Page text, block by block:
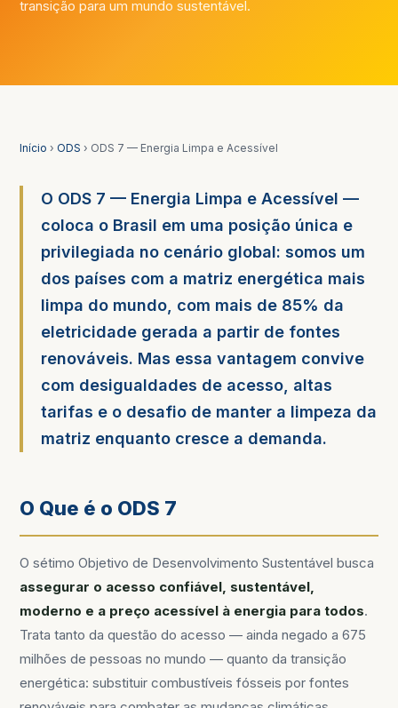
transição para um mundo sustentável.
Início ›ODS › ODS 7 — Energia Limpa e Acessível
O ODS 7 — Energia Limpa e Acessível —
coloca o Brasil em uma posição única e
privilegiada no cenário global: somos um
dos países com a matriz energética mais
limpa do mundo, com mais de 85% da
eletricidade gerada a partir de fontes
renováveis. Mas essa vantagem convive
com desigualdades de acesso, altas
tarifas e o desafio de manter a limpeza da
matriz enquanto cresce a demanda.
O Que é o ODS 7
O sétimo Objetivo de Desenvolvimento Sustentável busca
assegurar o acesso confiável, sustentável,
moderno e a preço acessível à energia para todos.
Trata tanto da questão do acesso — ainda negado a 675
milhões de pessoas no mundo — quanto da transição
energética: substituir combustíveis fósseis por fontes